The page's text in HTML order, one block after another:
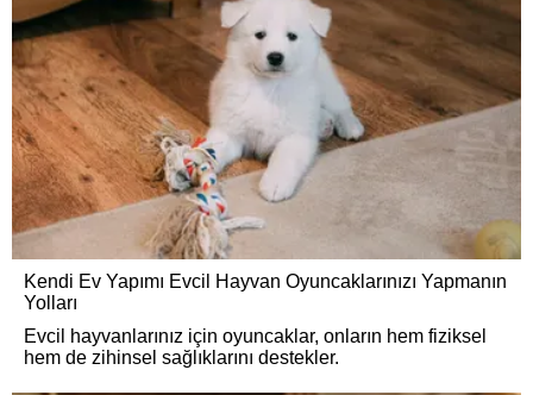
Kendi Ev Yapımı Evcil Hayvan Oyuncaklarınızı Yapmanın
Yolları
Evcil hayvanlarınız için oyuncaklar, onların hem fiziksel
hem de zihinsel sağlıklarını destekler.